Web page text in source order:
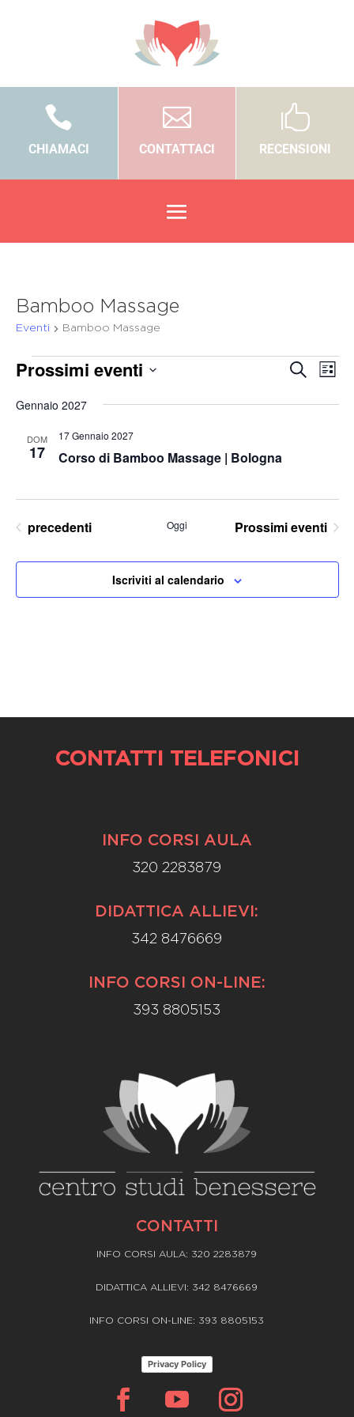

CHIAMACI

CONTATTACI

RECENSIONI
Bamboo Massage
Eventi Bamboo Massage
Eventi
Eventi
e
Cerca
Lista
Prossimi eventi
data.
Gennaio 2027
DOM
17 Corso di Bamboo Massage | Bologna
17 Gennaio 2027
Eventi
precedenti Oggi Prossimi eventi
Iscriviti al calendario
CONTATTI TELEFONICI
INFO CORSI AULA
320 2283879
DIDATTICA ALLIEVI:
342 8476669
INFO CORSI ON-LINE:
393 8805153
CONTATTI
INFO CORSI AULA: 320 2283879
DIDATTICA ALLIEVI: 342 8476669
INFO CORSI ON-LINE: 393 8805153
Privacy Policy